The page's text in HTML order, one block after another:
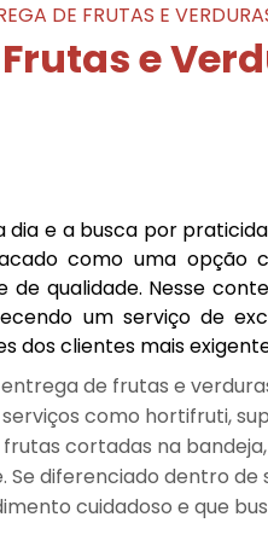
DE FRUTAS E
e
dia e a busca por
como uma opção
de qualidade. Nesse
um serviço de
dos clientes mais
de frutas e
como hortifruti,
cortadas na
Se diferenciado dentro
cuidadoso e que